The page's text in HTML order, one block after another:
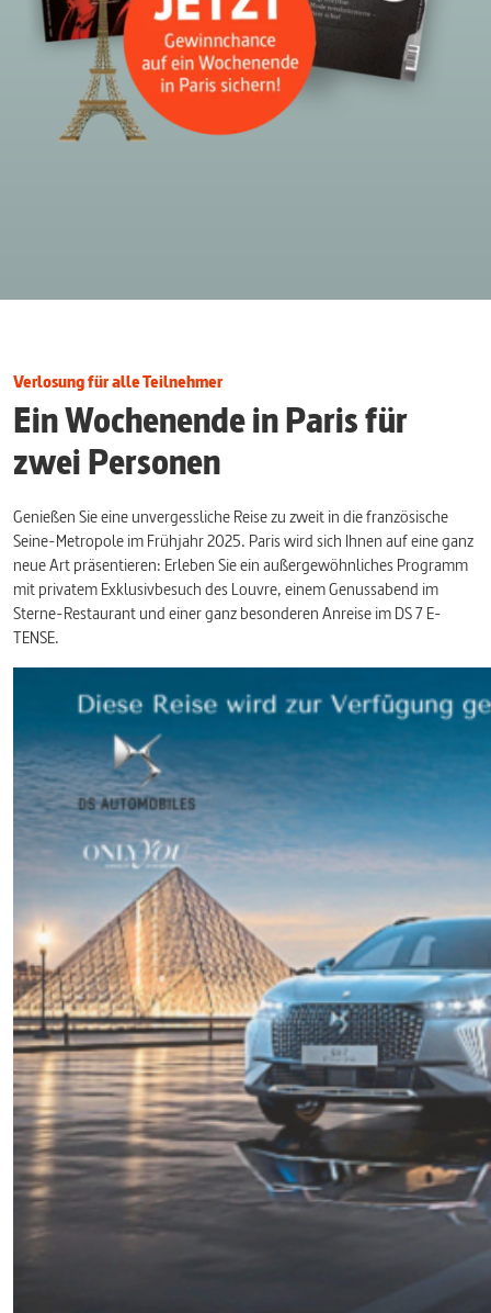
Verlosung für alle Teilnehmer
Ein Wochenende in Paris für
zwei Personen
Genießen Sie eine unvergessliche Reise zu zweit in die französische
Seine-Metropole im Frühjahr 2025. Paris wird sich Ihnen auf eine ganz
neue Art präsentieren: Erleben Sie ein außergewöhnliches Programm
mit privatem Exklusivbesuch des Louvre, einem Genussabend im
Sterne-Restaurant und einer ganz besonderen Anreise im DS 7 E-
TENSE.